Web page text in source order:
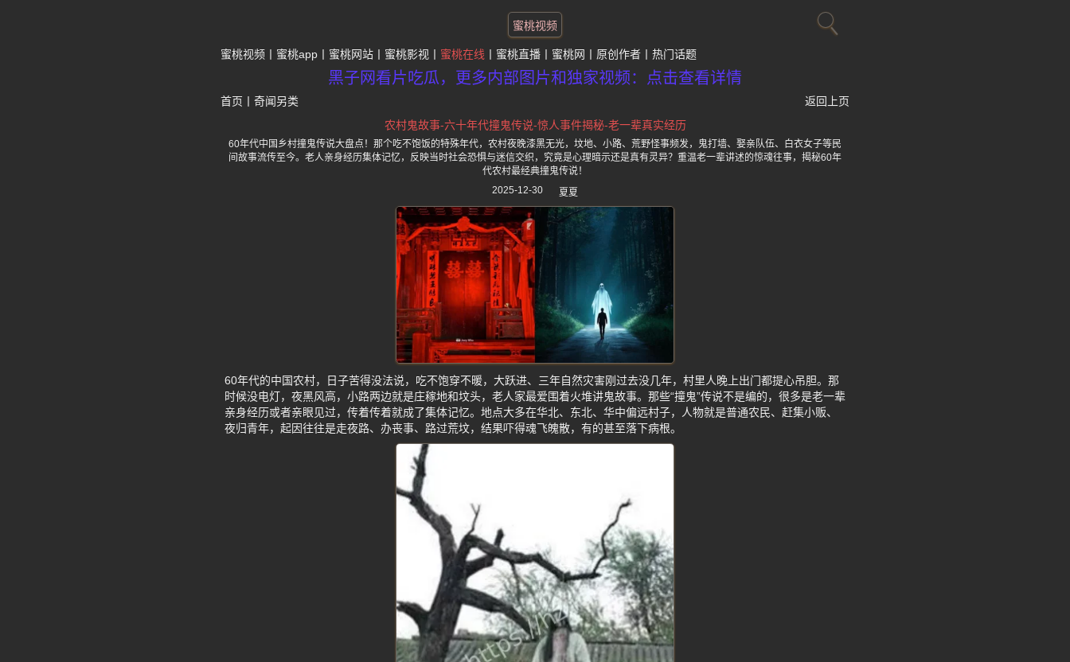
蜜桃视频
蜜桃视频 蜜桃app 蜜桃网站 蜜桃影视 蜜桃在线 蜜桃直播 蜜桃网 原创作者 热门话题
黑子网看片吃瓜，更多内部图片和独家视频：点击查看详情
首页 奇闻另类
返回上页
农村鬼故事-六十年代撞鬼传说-惊人事件揭秘-老一辈真实经历
60年代中国乡村撞鬼传说大盘点！那个吃不饱饭的特殊年代，农村夜晚漆黑无光，坟地、小路、荒野怪事频发，鬼打墙、娶亲队伍、白衣女子等民
间故事流传至今。老人亲身经历集体记忆，反映当时社会恐惧与迷信交织，究竟是心理暗示还是真有灵异？重温老一辈讲述的惊魂往事，揭秘60年
代农村最经典撞鬼传说！
2025-12-30
夏夏
60年代的中国农村，日子苦得没法说，吃不饱穿不暖，大跃进、三年自然灾害刚过去没几年，村里人晚上出门都提心吊胆。那
时候没电灯，夜黑风高，小路两边就是庄稼地和坟头，老人家最爱围着火堆讲鬼故事。那些“撞鬼”传说不是编的，很多是老一辈
亲身经历或者亲眼见过，传着传着就成了集体记忆。地点大多在华北、东北、华中偏远村子，人物就是普通农民、赶集小贩、
夜归青年，起因往往是走夜路、办丧事、路过荒坟，结果吓得魂飞魄散，有的甚至落下病根。